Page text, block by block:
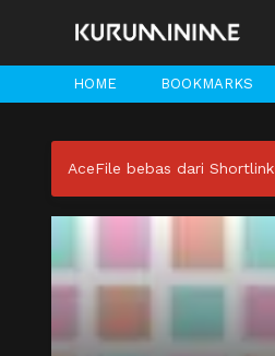
HOME BOOKMARKS
AceFile bebas dari Shortlink